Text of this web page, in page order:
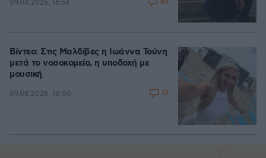
09.08.2026, 16:54 40
Βίντεο: Στις Μαλδίβες η Ιωάννα Τούνη
μετά το νοσοκομείο, η υποδοχή με
μουσική
09.08.2026, 18:00 12